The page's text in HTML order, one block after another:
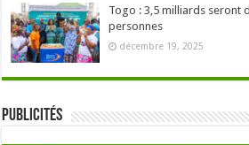
Togo : 3,5 milliards seront
personnes
décembre 19, 2025
Publicités